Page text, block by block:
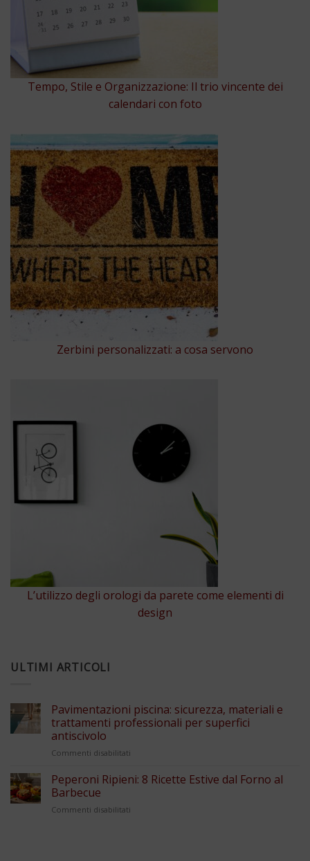
Tempo, Stile e Organizzazione: Il trio vincente dei
calendari con foto
Zerbini personalizzati: a cosa servono
L’utilizzo degli orologi da parete come elementi di
design
ULTIMI ARTICOLI
Pavimentazioni piscina: sicurezza, materiali e
trattamenti professionali per superfici
antiscivolo
Commenti disabilitati
piscina:
Peperoni Ripieni: 8 Ricette Estive dal Forno al
Barbecue
Commenti disabilitati